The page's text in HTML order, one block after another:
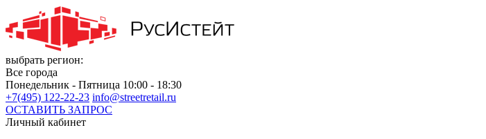
выбрать регион:
Все города
Понедельник - Пятница 10:00 - 18:30
+7(495) 122-22-23 info@streetretail.ru
ОСТАВИТЬ ЗАПРОС
Личный кабинет